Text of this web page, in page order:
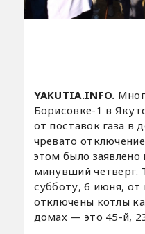
YAKUTIA.INFO.
Борисовке-1 в
от поставок газа в
чревато
этом было заявлено
минувший четверг.
субботу, 6 июня, от
отключены котлы
домах — это 45-й,